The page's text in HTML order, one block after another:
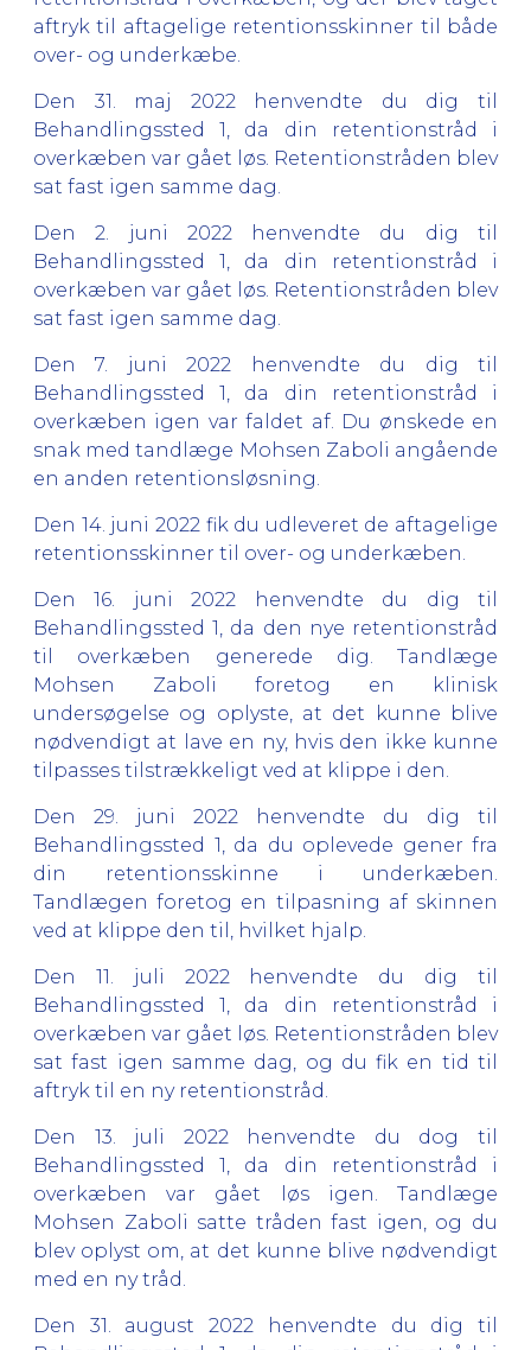
aftryk til aftagelige retentionsskinner til både
over- og underkæbe.
Den 31. maj 2022 henvendte du dig til
Behandlingssted 1, da din retentionstråd i
overkæben var gået løs. Retentionstråden blev
sat fast igen samme dag.
Den 2. juni 2022 henvendte du dig til
Behandlingssted 1, da din retentionstråd i
overkæben var gået løs. Retentionstråden blev
sat fast igen samme dag.
Den 7. juni 2022 henvendte du dig til
Behandlingssted 1, da din retentionstråd i
overkæben igen var faldet af. Du ønskede en
snak med tandlæge Mohsen Zaboli angående
en anden retentionsløsning.
Den 14. juni 2022 fik du udleveret de aftagelige
retentionsskinner til over- og underkæben.
Den 16. juni 2022 henvendte du dig til
Behandlingssted 1, da den nye retentionstråd
til overkæben generede dig. Tandlæge
Mohsen Zaboli foretog en klinisk
undersøgelse og oplyste, at det kunne blive
nødvendigt at lave en ny, hvis den ikke kunne
tilpasses tilstrækkeligt ved at klippe i den.
Den 29. juni 2022 henvendte du dig til
Behandlingssted 1, da du oplevede gener fra
din retentionsskinne i underkæben.
Tandlægen foretog en tilpasning af skinnen
ved at klippe den til, hvilket hjalp.
Den 11. juli 2022 henvendte du dig til
Behandlingssted 1, da din retentionstråd i
overkæben var gået løs. Retentionstråden blev
sat fast igen samme dag, og du fik en tid til
aftryk til en ny retentionstråd.
Den 13. juli 2022 henvendte du dog til
Behandlingssted 1, da din retentionstråd i
overkæben var gået løs igen. Tandlæge
Mohsen Zaboli satte tråden fast igen, og du
blev oplyst om, at det kunne blive nødvendigt
med en ny tråd.
Den 31. august 2022 henvendte du dig til